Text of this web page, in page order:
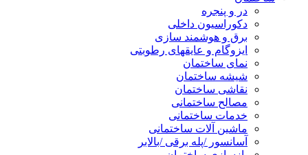
در و پنجره
دکوراسیون داخلی
برق و هوشمند سازی
ایزوگام و عایقهای رطوبتی
نمای ساختمان
شیشه ساختمان
نقاشی ساختمان
مصالح ساختمانی
خدمات ساختمانی
ماشین آلات ساختمانی
آسانسور /پله برقی /بالابر